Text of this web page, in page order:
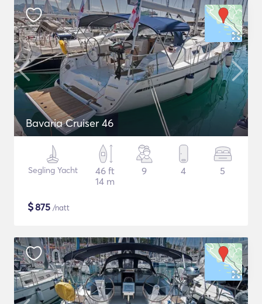
Bavaria Cruiser 46
Segling Yacht
46 ft
14 m
9 4 5
$875 /natt